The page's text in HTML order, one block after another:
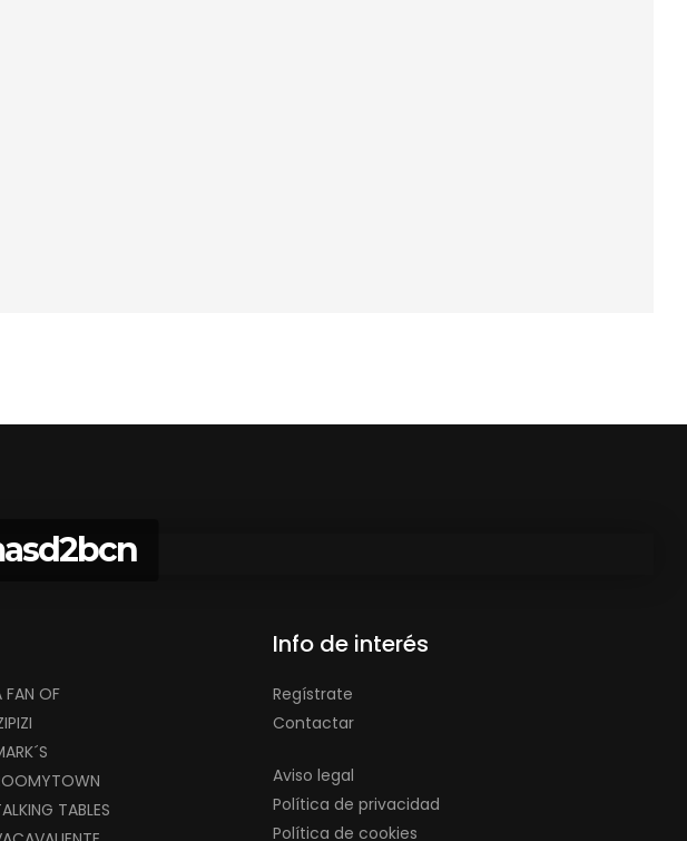
FAN OF
TABLES
Info de interés
Regístrate
Contactar
Aviso legal
Política de privacidad
Política de cookies